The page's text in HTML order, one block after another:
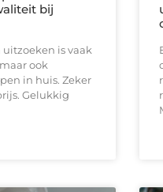
bij
is vaak
ook
in huis. Zeker
Gelukkig